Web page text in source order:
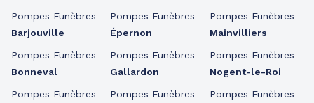
Pompes Funèbres
Barjouville
Pompes Funèbres
Bonneval
Pompes Funèbres
Pompes Funèbres
Épernon
Pompes Funèbres
Gallardon
Pompes Funèbres
Pompes Funèbres
Mainvilliers
Pompes Funèbres
Nogent-le-Roi
Pompes Funèbres